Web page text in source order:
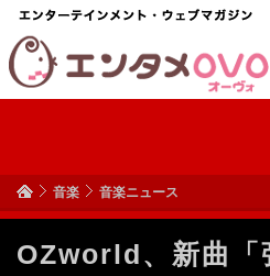
音楽 音楽ニュース
OZworld、新曲